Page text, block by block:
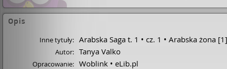
Opis
Inne tytuły: Arabska Saga t. 1 cz. 1 Arabska żona [1]
Autor: Tanya Valko
Opracowanie: Woblink eLib.pl